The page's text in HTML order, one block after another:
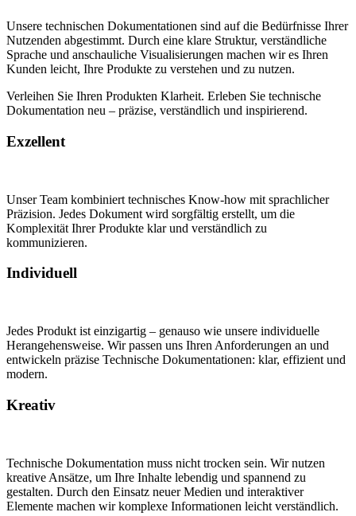
Unsere technischen Dokumentationen sind auf die Bedürfnisse Ihrer
Nutzenden abgestimmt. Durch eine klare Struktur, verständliche
Sprache und anschauliche Visualisierungen machen wir es Ihren
Kunden leicht, Ihre Produkte zu verstehen und zu nutzen.
Verleihen Sie Ihren Produkten Klarheit. Erleben Sie technische
Dokumentation neu – präzise, verständlich und inspirierend.
Exzellent
Unser Team kombiniert technisches Know-how mit sprachlicher
Präzision. Jedes Dokument wird sorgfältig erstellt, um die
Komplexität Ihrer Produkte klar und verständlich zu
kommunizieren.
Individuell
Jedes Produkt ist einzigartig – genauso wie unsere individuelle
Herangehensweise. Wir passen uns Ihren Anforderungen an und
entwickeln präzise Technische Dokumentationen: klar, effizient und
modern.
Kreativ
Technische Dokumentation muss nicht trocken sein. Wir nutzen
kreative Ansätze, um Ihre Inhalte lebendig und spannend zu
gestalten. Durch den Einsatz neuer Medien und interaktiver
Elemente machen wir komplexe Informationen leicht verständlich.